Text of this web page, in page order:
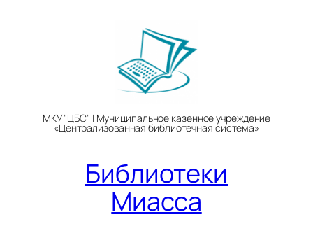
МКУ "ЦБС" | Муниципальное казенное учреждение
«Централизованная библиотечная система»
Библиотеки
Миасса